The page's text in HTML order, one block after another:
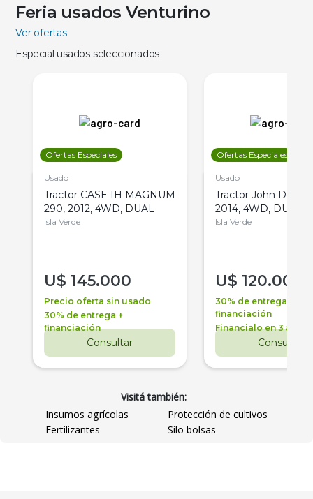
Feria usados Venturino
Ver ofertas
Especial usados seleccionados
Ofertas Especiales
Usado
Tractor CASE IH MAGNUM
290, 2012, 4WD, DUAL
Isla Verde
U$ 145.000
Precio oferta sin usado
30% de entrega +
financiación
Consultar
Ofertas Especiales
Usado
Tractor John Deere
2014, 4WD, DUAL
Isla Verde
U$ 120.000
30% de entrega +
financiación
Financialo en 3 años
Consultar
Visitá también:
Insumos agrícolas
Protección de cultivos
Fertilizantes
Silo bolsas